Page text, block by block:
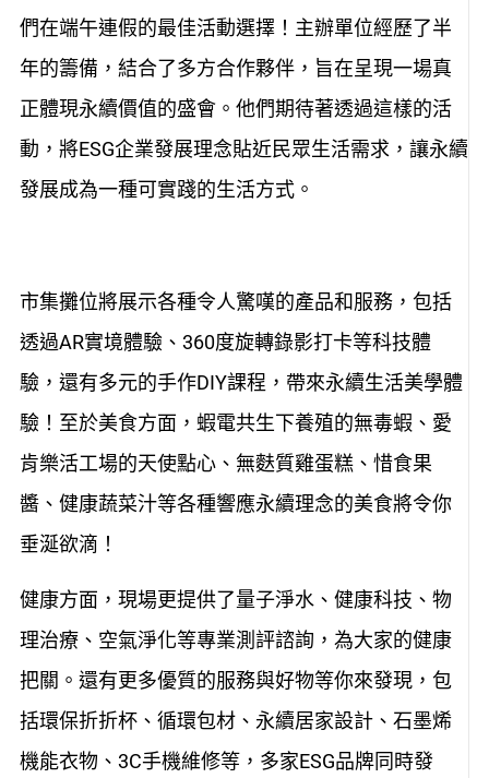
們在端午連假的最佳活動選擇！主辦單位經歷了半
年的籌備，結合了多方合作夥伴，旨在呈現一場真
正體現永續價值的盛會。他們期待著透過這樣的活
動，將ESG企業發展理念貼近民眾生活需求，讓永續
發展成為一種可實踐的生活方式。
市集攤位將展示各種令人驚嘆的產品和服務，包括
透過AR實境體驗、360度旋轉錄影打卡等科技體
驗，還有多元的手作DIY課程，帶來永續生活美學體
驗！至於美食方面，蝦電共生下養殖的無毒蝦、愛
肯樂活工場的天使點心、無麩質雞蛋糕、惜食果
醬、健康蔬菜汁等各種響應永續理念的美食將令你
垂涎欲滴！
健康方面，現場更提供了量子淨水、健康科技、物
理治療、空氣淨化等專業測評諮詢，為大家的健康
把關。還有更多優質的服務與好物等你來發現，包
括環保折折杯、循環包材、永續居家設計、石墨烯
機能衣物、3C手機維修等，多家ESG品牌同時發